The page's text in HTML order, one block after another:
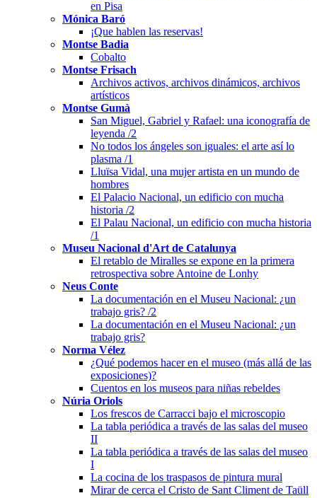
en Pisa
Mónica Baró
¡Que hablen las reservas!
Montse Badia
Cobalto
Montse Frisach
Archivos activos, archivos dinámicos, archivos
artísticos
Montse Gumà
San Miguel, Gabriel y Rafael: una iconografía de
leyenda /2
No todos los ángeles son iguales: el arte así lo
plasma /1
Lluïsa Vidal, una mujer artista en un mundo de
hombres
El Palacio Nacional, un edificio con mucha
historia /2
El Palau Nacional, un edificio con mucha historia
/1
Museu Nacional d'Art de Catalunya
El retablo de Miralles se expone en la primera
retrospectiva sobre Antoine de Lonhy
Neus Conte
La documentación en el Museu Nacional: ¿un
trabajo gris? /2
La documentación en el Museu Nacional: ¿un
trabajo gris?
Norma Vélez
¿Qué podemos hacer en el museo (más allá de las
exposiciones)?
Cuentos en los museos para niñas rebeldes
Núria Oriols
Los frescos de Carracci bajo el microscopio
La tabla periódica a través de las salas del museo
II
La tabla periódica a través de las salas del museo
I
La cocina de los traspasos de pintura mural
Mirar de cerca el Cristo de Sant Climent de Taüll